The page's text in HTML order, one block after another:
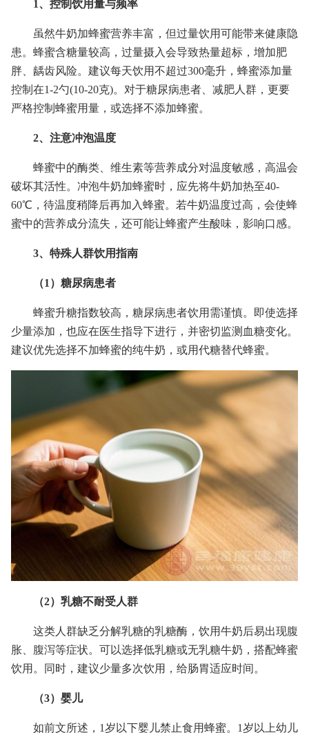
1、控制饮用量与频率
虽然牛奶加蜂蜜营养丰富，但过量饮用可能带来健康隐
患。蜂蜜含糖量较高，过量摄入会导致热量超标，增加肥
胖、龋齿风险。建议每天饮用不超过300毫升，蜂蜜添加量
控制在1-2勺(10-20克)。对于糖尿病患者、减肥人群，更要
严格控制蜂蜜用量，或选择不添加蜂蜜。
2、注意冲泡温度
蜂蜜中的酶类、维生素等营养成分对温度敏感，高温会
破坏其活性。冲泡牛奶加蜂蜜时，应先将牛奶加热至40-
60℃，待温度稍降后再加入蜂蜜。若牛奶温度过高，会使蜂
蜜中的营养成分流失，还可能让蜂蜜产生酸味，影响口感。
3、特殊人群饮用指南
（1）糖尿病患者
蜂蜜升糖指数较高，糖尿病患者饮用需谨慎。即使选择
少量添加，也应在医生指导下进行，并密切监测血糖变化。
建议优先选择不加蜂蜜的纯牛奶，或用代糖替代蜂蜜。
（2）乳糖不耐受人群
这类人群缺乏分解乳糖的乳糖酶，饮用牛奶后易出现腹
胀、腹泻等症状。可以选择低乳糖或无乳糖牛奶，搭配蜂蜜
饮用。同时，建议少量多次饮用，给肠胃适应时间。
（3）婴儿
如前文所述，1岁以下婴儿禁止食用蜂蜜。1岁以上幼儿